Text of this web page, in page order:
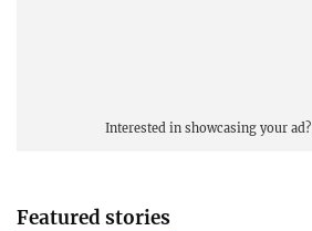
Interested in showcasing your ad?
Featured stories